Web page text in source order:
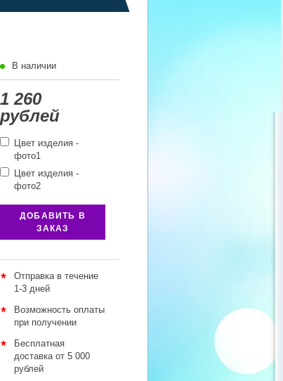
В наличии
1 260
рублей
Цвет изделия -
фото1
Цвет изделия -
фото2
ДОБАВИТЬ В
ЗАКАЗ
Отправка в течение
1-3 дней
Возможность оплаты
при получении
Бесплатная
доставка от 5 000
рублей